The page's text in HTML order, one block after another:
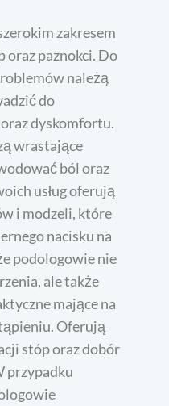
zakresem
oraz paznokci. Do
należą
do
dyskomfortu.
wrastające
ból oraz
usług oferują
i modzeli, które
nacisku na
podologowie nie
ale także
mające na
Oferują
stóp oraz dobór
przypadku